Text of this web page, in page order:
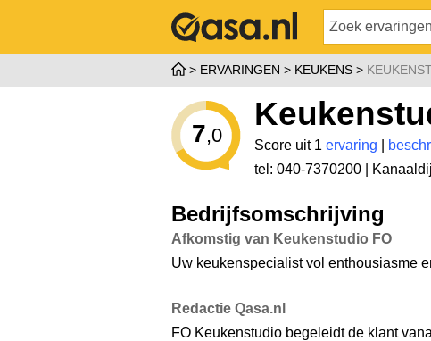
ERVARINGEN KEUKENS
7,0 Score uit 1 ervaring
tel: 040-7370200 |
Bedrijfsomschrijving
Afkomstig van Keukenstudio FO
Uw keukenspecialist vol enthousiasme
Redactie Qasa.nl
FO Keukenstudio begeleidt de klant